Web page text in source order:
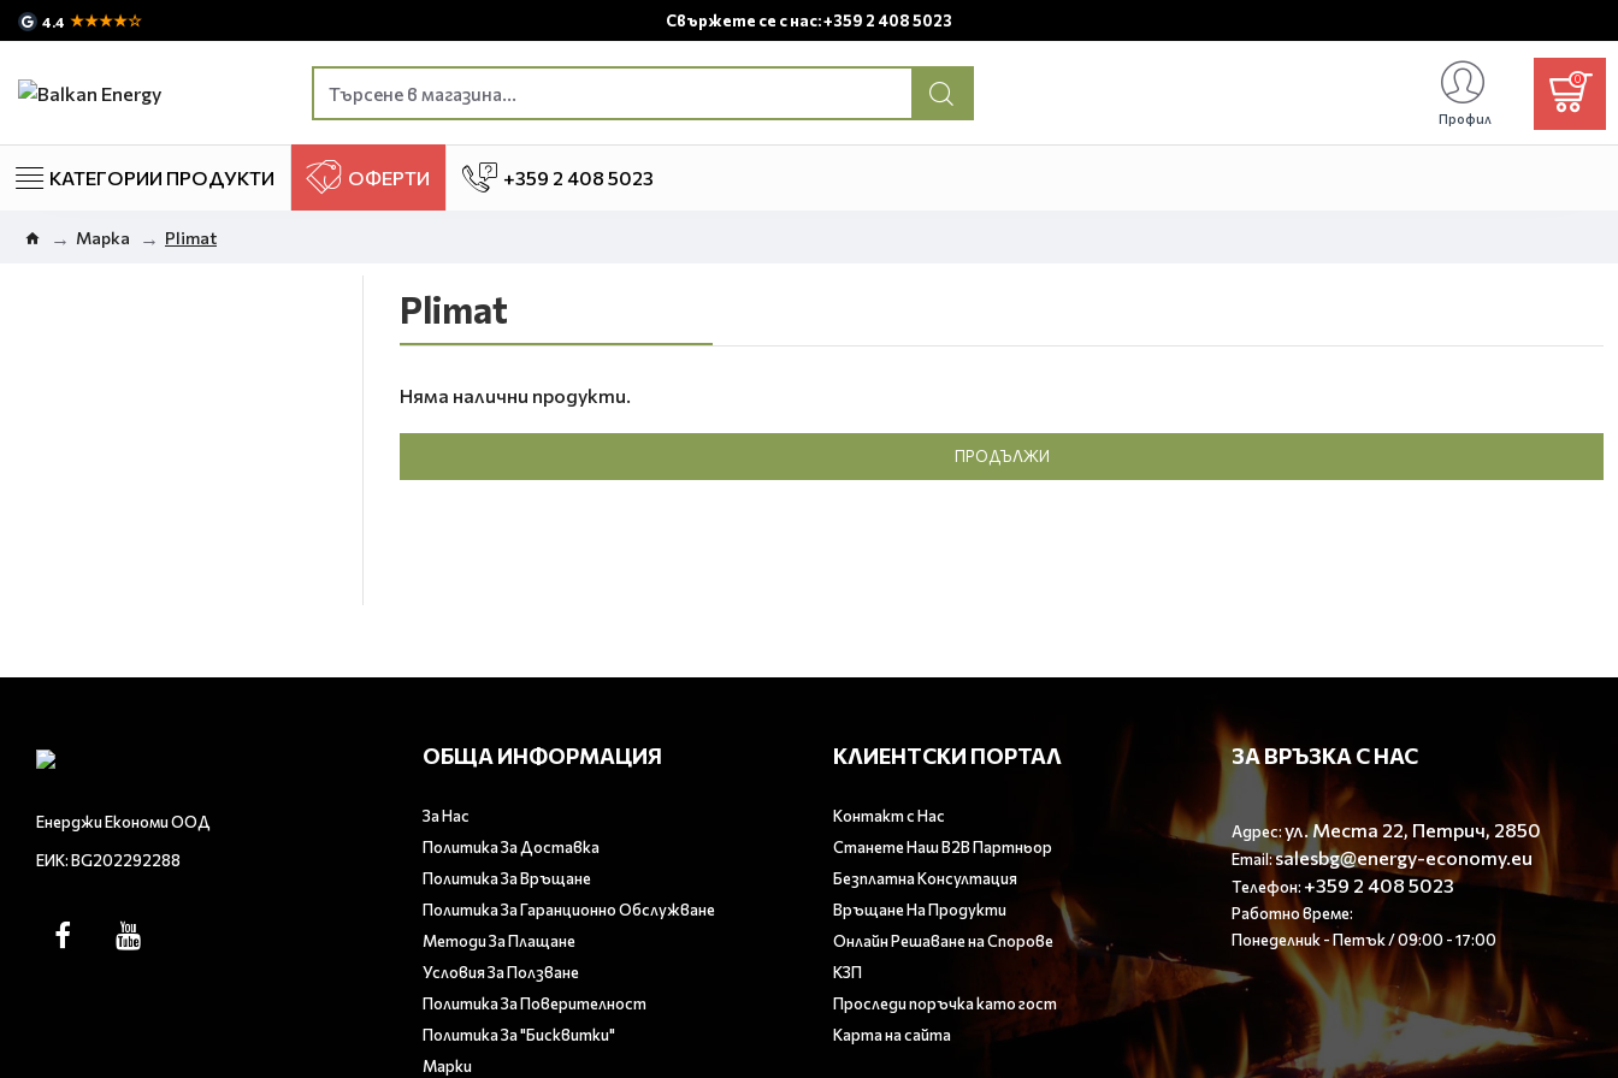
4.4 ★★★★☆ Свържете се с нас: +359 2 408 5023
Профил
0
КАТЕГОРИИ ПРОДУКТИ ОФЕРТИ +359 2 408 5023
Марка Plimat
Plimat
Няма налични продукти.
ПРОДЪЛЖИ
Енерджи Економи ООД
ЕИК: BG202292288
ОБЩА ИНФОРМАЦИЯ
За Нас
Политика За Доставка
Политика За Връщане
Политика За Гаранционно Обслужване
Методи За Плащане
Условия За Ползване
Политика За Поверителност
Политика За "Бисквитки"
Марки
КЛИЕНТСКИ ПОРТАЛ
Контакт с Нас
Станете Наш B2B Партньор
Безплатна Консултация
Връщане На Продукти
Онлайн Решаване на Спорове
КЗП
Проследи поръчка като гост
Карта на сайта
ЗА ВРЪЗКА С НАС
Адрес:ул. Места 22, Петрич, 2850
Email:salesbg@energy-economy.eu
Телефон: +359 2 408 5023
Работно време:
Понеделник - Петък / 09:00 - 17:00